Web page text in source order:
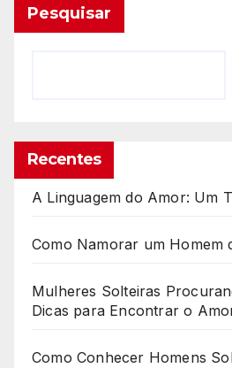
Pesquisar
Recentes
A Linguagem do Amor: Um
Como Namorar um Homem
Mulheres Solteiras
Dicas para Encontrar o
Como Conhecer Homens